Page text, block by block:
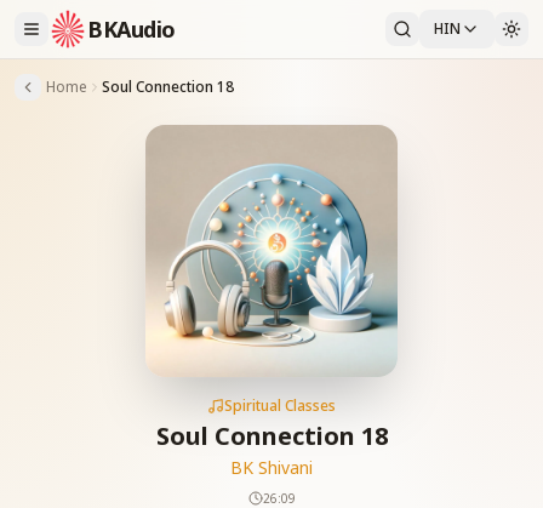
BKAudio HIN
Home Soul Connection 18
Spiritual Classes
Soul Connection 18
BK Shivani
26:09